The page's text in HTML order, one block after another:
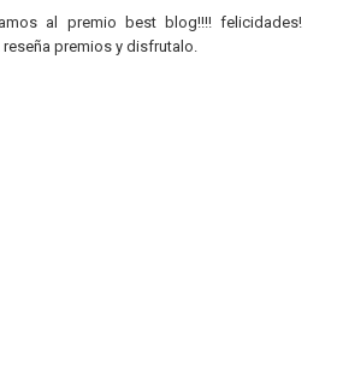
al premio best blog!!!! felicidades!
premios y disfrutalo.